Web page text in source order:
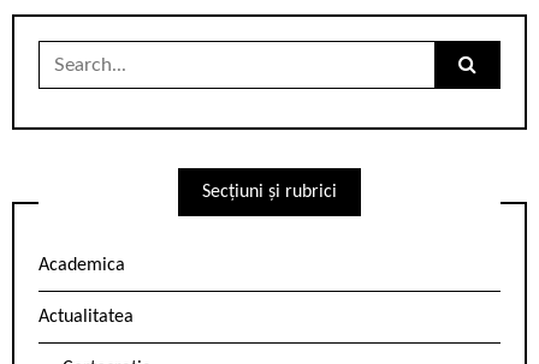
Search
Secțiuni și rubrici
Academica
Actualitatea